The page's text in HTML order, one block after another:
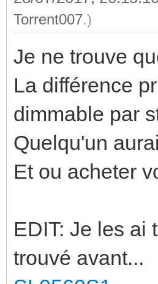
Torrent007.)
Je ne trouve
La différence
dimmable par
Quelqu'un
Et ou acheter
EDIT: Je les ai
trouvé avant...